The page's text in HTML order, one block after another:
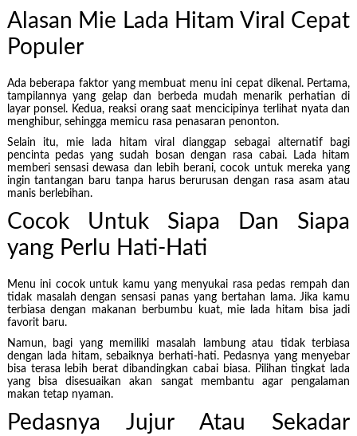
Alasan Mie Lada Hitam Viral Cepat
Populer
Ada beberapa faktor yang membuat menu ini cepat dikenal. Pertama,
tampilannya yang gelap dan berbeda mudah menarik perhatian di
layar ponsel. Kedua, reaksi orang saat mencicipinya terlihat nyata dan
menghibur, sehingga memicu rasa penasaran penonton.
Selain itu, mie lada hitam viral dianggap sebagai alternatif bagi
pencinta pedas yang sudah bosan dengan rasa cabai. Lada hitam
memberi sensasi dewasa dan lebih berani, cocok untuk mereka yang
ingin tantangan baru tanpa harus berurusan dengan rasa asam atau
manis berlebihan.
Cocok Untuk Siapa Dan Siapa
yang Perlu Hati-Hati
Menu ini cocok untuk kamu yang menyukai rasa pedas rempah dan
tidak masalah dengan sensasi panas yang bertahan lama. Jika kamu
terbiasa dengan makanan berbumbu kuat, mie lada hitam bisa jadi
favorit baru.
Namun, bagi yang memiliki masalah lambung atau tidak terbiasa
dengan lada hitam, sebaiknya berhati-hati. Pedasnya yang menyebar
bisa terasa lebih berat dibandingkan cabai biasa. Pilihan tingkat lada
yang bisa disesuaikan akan sangat membantu agar pengalaman
makan tetap nyaman.
Pedasnya Jujur Atau Sekadar